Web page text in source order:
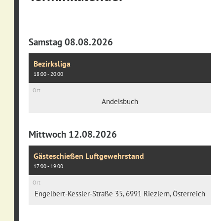
Samstag 08.08.2026
Bezirksliga
18:00 - 20:00
Ort
Andelsbuch
Mittwoch 12.08.2026
Gästeschießen Luftgewehrstand
17:00 - 19:00
Ort
Engelbert-Kessler-Straße 35, 6991 Riezlern, Österreich